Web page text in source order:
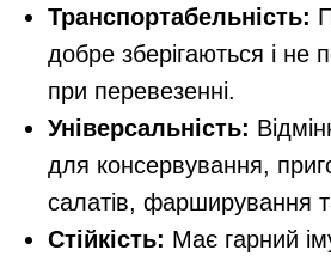
Транспортабельність:
добре зберігаються і не
при перевезенні.
Універсальність:
для консервування,
салатів, фарширування
Стійкість: Має гарний